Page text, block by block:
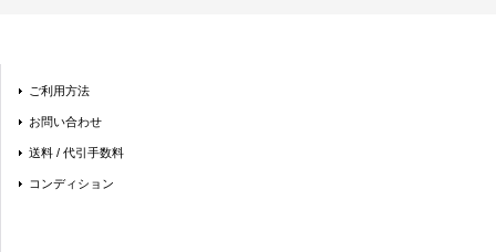
ご利用方法
お問い合わせ
送料 / 代引手数料
コンディション